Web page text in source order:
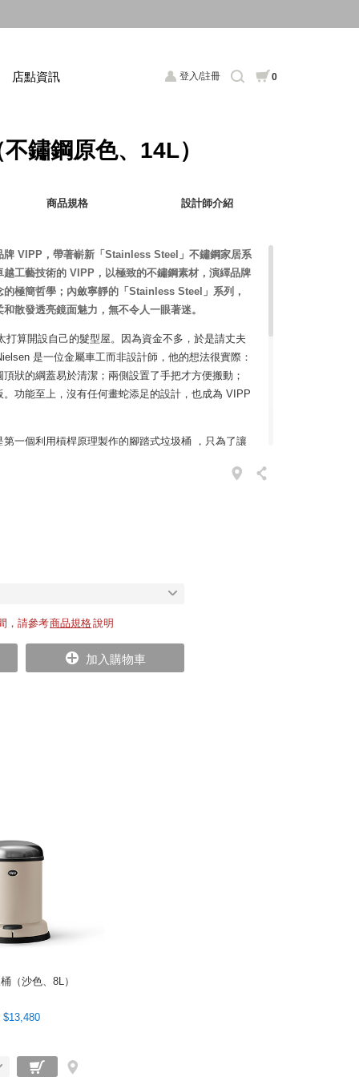
登入/註冊 0
店點資訊
鏽鋼原色、14L）
商品規格 設計師介紹
牌 VIPP，帶著嶄新「Stainless Steel」不鏽鋼家居系
工藝技術的 VIPP，以極致的不鏽鋼素材，演繹品牌
極簡哲學；內斂寧靜的「Stainless Steel」系列，
散發透亮鏡面魅力，無不令人一眼著迷。
打算開設自己的髮型屋。因為資金不多，於是請丈夫
是一位金屬車工而非設計師，他的想法很實際：
狀的綱蓋易於清潔；兩側設置了手把才方便搬動；
功能至上，沒有任何畫蛇添足的設計，也成為 VIPP
一個利用槓桿原理製作的腳踏式垃圾桶 ，只為了讓
既可以隔離垃圾異味，亦降低桶蓋開關發出的聲
的需求層面。Holger Nielsen 從未自稱為設計師，卻
而不會脫落的腳踏，加上當年美髮屋有許多顧客都
，因此現在許多丹麥的美髮屋、醫院還會指定使用
，請參考商品規格說明
加入購物車
（沙色、8L）
$13,480